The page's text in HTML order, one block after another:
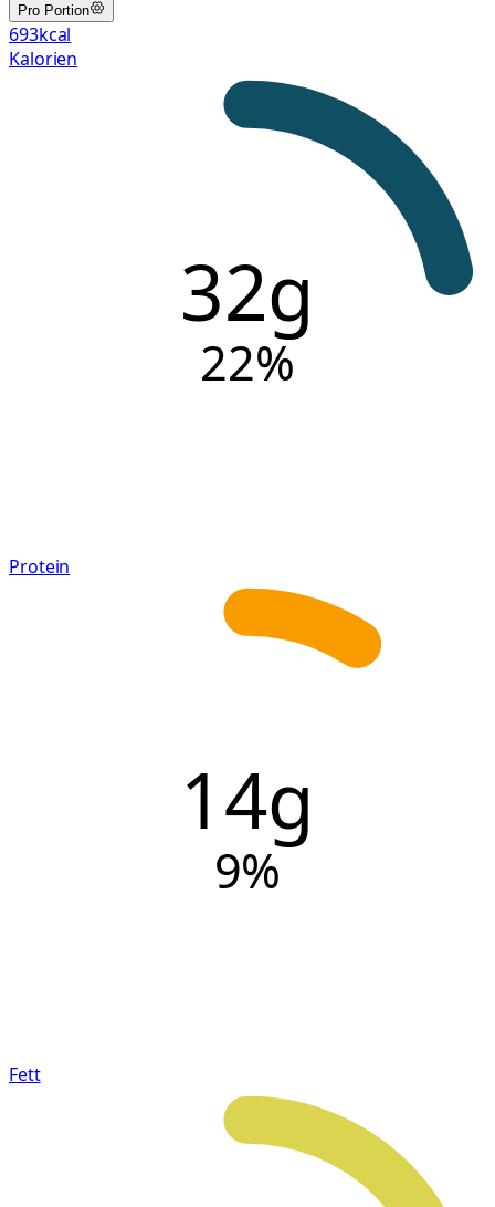
Pro Portion
693kcal
Kalorien
32g
22%
Protein
14g
9%
Fett